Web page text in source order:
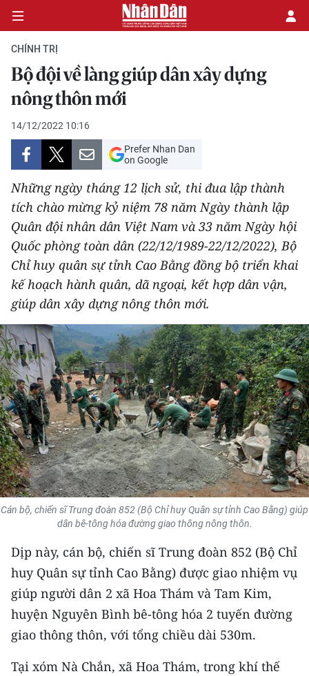
CHÍNH TRỊ
KINH TẾ
VĂN HÓA
XÃ HỘI
PHÁP LUẬT
DU LỊCH
THẾ GIỚI
THỂ THAO
GIÁO DỤC
Y TẾ
KHOA HỌC - CÔNG NGHỆ
MÔI TRƯỜNG
BẠN ĐỌC
KIỂM CHỨNG THÔNG TIN
TRI THỨC CHUYÊN SÂU
54 DÂN TỘC VIỆT NAM
CHƯƠNG TRÌNH OCOP - MỖI XÃ
MỘT SẢN PHẨM
CHÍNH TRỊ
Bộ đội về làng giúp dân xây dựng
nông thôn mới
14/12/2022 10:16
Prefer Nhan Dan
on Google
Những ngày tháng 12 lịch sử, thi đua lập thành
tích chào mừng kỷ niệm 78 năm Ngày thành lập
Quân đội nhân dân Việt Nam và 33 năm Ngày hội
Quốc phòng toàn dân (22/12/1989-22/12/2022), Bộ
Chỉ huy quân sự tỉnh Cao Bằng đồng bộ triển khai
kế hoạch hành quân, dã ngoại, kết hợp dân vận,
giúp dân xây dựng nông thôn mới.
Cán bộ, chiến sĩ Trung đoàn 852 (Bộ Chỉ huy Quân sự tỉnh Cao Bằng) giúp
dân bê-tông hóa đường giao thông nông thôn.
Dịp này, cán bộ, chiến sĩ Trung đoàn 852 (Bộ Chỉ
huy Quân sự tỉnh Cao Bằng) được giao nhiệm vụ
giúp người dân 2 xã Hoa Thám và Tam Kim,
huyện Nguyên Bình bê-tông hóa 2 tuyến đường
giao thông thôn, với tổng chiều dài 530m.
Tại xóm Nà Chắn, xã Hoa Thám, trong khí thế